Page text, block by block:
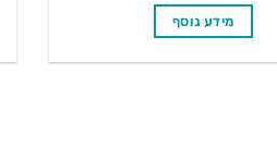
מידע נוסף